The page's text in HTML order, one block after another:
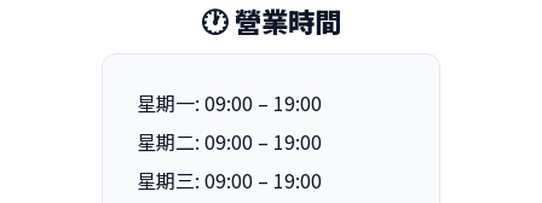
🕐 營業時間
星期一: 09:00 – 19:00
星期二: 09:00 – 19:00
星期三: 09:00 – 19:00